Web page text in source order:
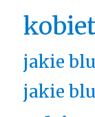
jakie
jakie